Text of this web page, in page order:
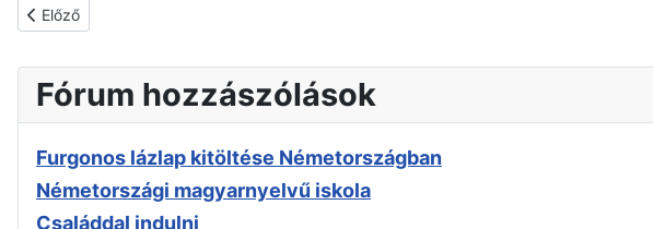
Fórum hozzászólások
Furgonos lázlap kitöltése Németországban
Németországi magyarnyelvű iskola
Családdal indulni
Előző cikk: Álláshirdetés kereső
Előző